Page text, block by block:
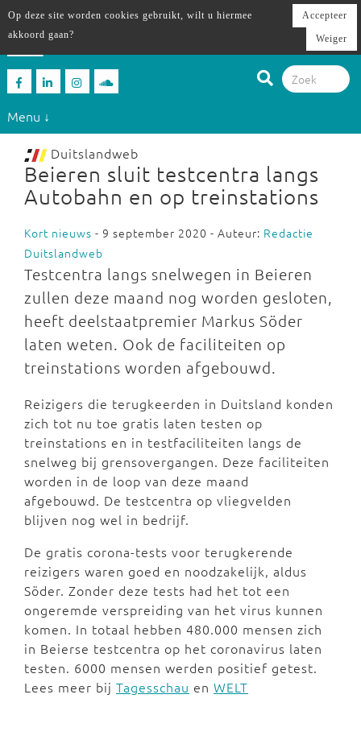
Menu ↓
Duitslandweb
Beieren sluit testcentra langs
Autobahn en op treinstations
Kort nieuws - 9 september 2020 - Auteur: Redactie
Duitslandweb
Testcentra langs snelwegen in Beieren
zullen deze maand nog worden gesloten,
heeft deelstaatpremier Markus Söder
laten weten. Ook de faciliteiten op
treinstations worden afgebouwd.
Reizigers die terugkeerden in Duitsland konden
zich tot nu toe gratis laten testen op
treinstations en in testfaciliteiten langs de
snelweg bij grensovergangen. Deze faciliteiten
worden in de loop van deze maand
afgebouwd. De testcentra op vliegvelden
blijven nog wel in bedrijf.
De gratis corona-tests voor terugkerende
reizigers waren goed en noodzakelijk, aldus
Söder. Zonder deze tests had het tot een
ongeremde verspreiding van het virus kunnen
komen. In totaal hebben 480.000 mensen zich
in Beierse testcentra op het coronavirus laten
testen. 6000 mensen werden positief getest.
Lees meer bij Tagesschau en WELT
Op deze site worden cookies gebruikt, wilt u hiermee
akkoord gaan?
Accepteer
Weiger